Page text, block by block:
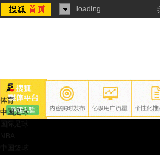
loading...
体育
中国足球